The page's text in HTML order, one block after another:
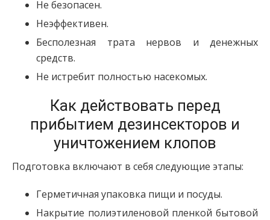
Не безопасен.
Неэффективен.
Бесполезная трата нервов и денежных
средств.
Не истребит полностью насекомых.
Как действовать перед
прибытием дезинсекторов и
уничтожением клопов
Подготовка включают в себя следующие этапы:
Герметичная упаковка пищи и посуды.
Накрытие полиэтиленовой пленкой бытовой